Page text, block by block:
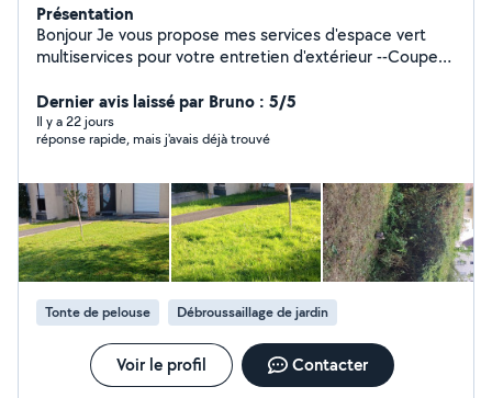
Présentation
Bonjour Je vous propose mes services d'espace vert
multiservices pour votre entretien d'extérieur --Coupe
Taillage de haie et d'arbustes grande surface ou petite
surface --Tonte de pelouse grandes surface ou petite
surface --Débroussaillage grande surface ou petite
grande surface petit élagage des arbres --Nettoyage
des dalles,murets,terrasses,façades,et de vos
extérieurs ou autres --Nettoyage de gouttières --
Nettoyage escaliers --L'évacuation des déchets verts --
L'évacuation des encombrants nettoyage des grand
massifs ou petit ou autres livraison transport de colis --
Je vous invite à regarder les avis cela vous donnera une
idée de mon travail N'hésitez pas je me déplace partout
les devis son gratuit ou me contacter pour plus de
renseignements. Disponible de : 8h à 20h du lundi au
Dernier avis laissé par Bruno : 5/5
Il y a 22 jours
réponse rapide, mais j'avais déjà trouvé
Tonte de pelouse Débroussaillage de jardin
Voir le profil Contacter